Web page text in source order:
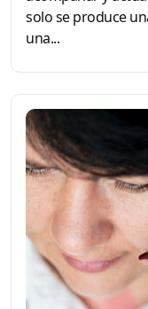
solo se produce
una...